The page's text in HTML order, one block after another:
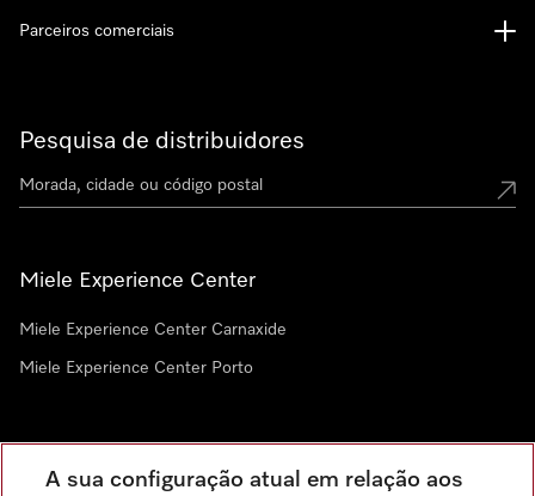
Pesquisa de distribuidores
Miele Experience Center
Miele Experience Center Carnaxide
Miele Experience Center Porto
Parceiros comerciais
A sua configuração atual em relação aos